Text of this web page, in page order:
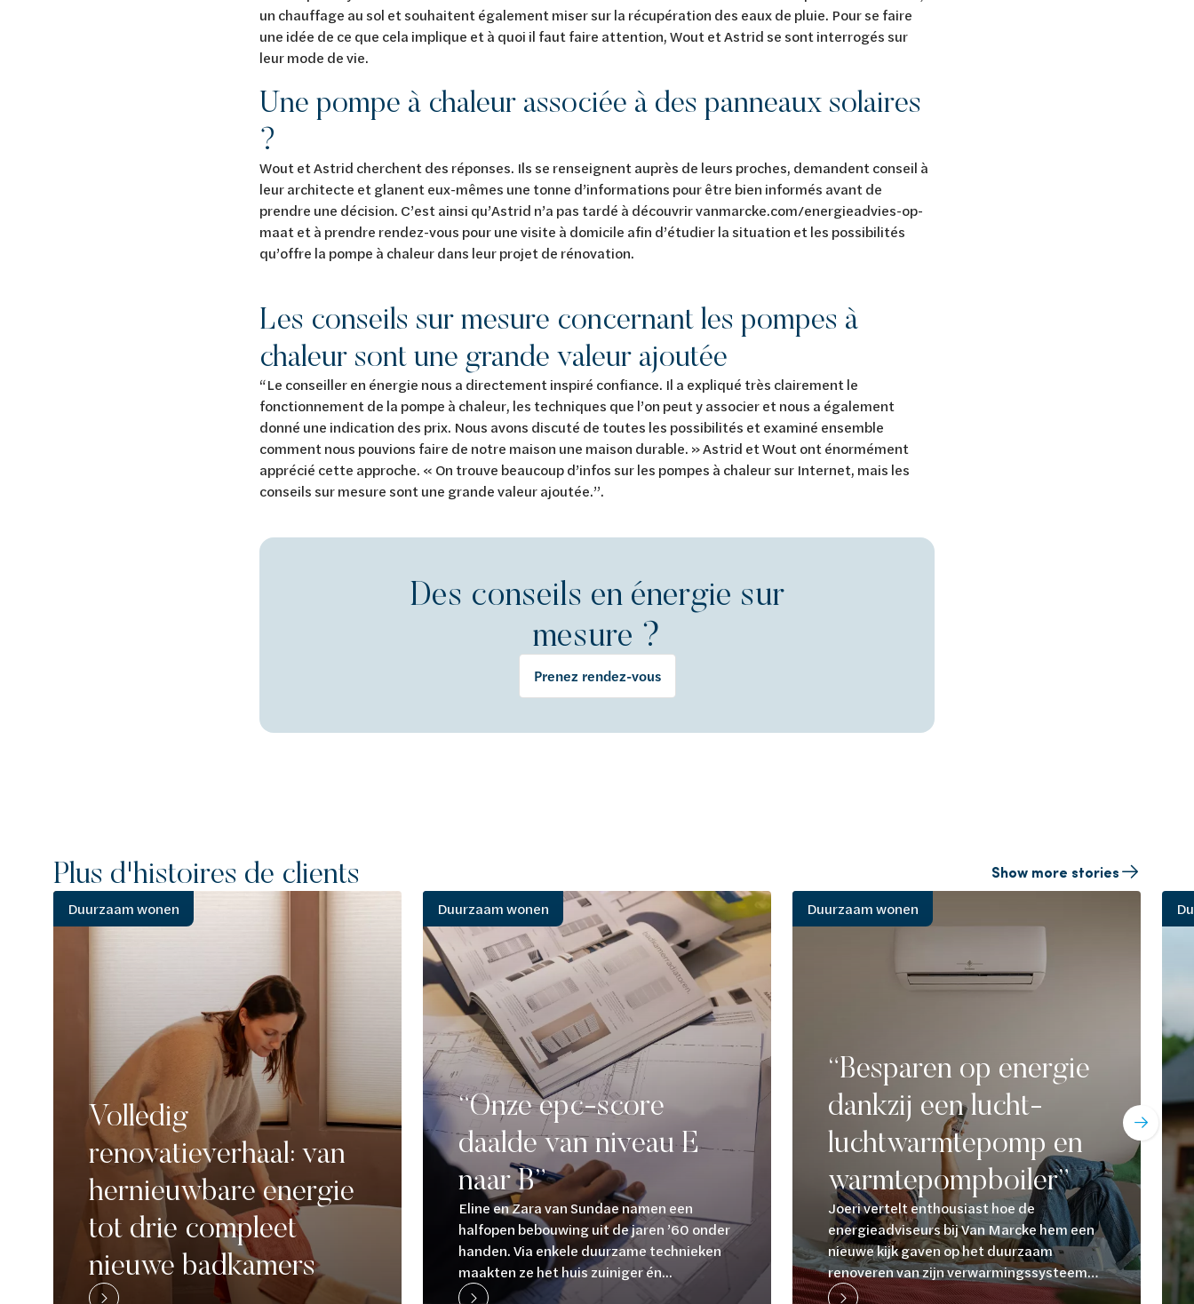
un chauffage au sol et souhaitent également miser sur la récupération des eaux de pluie. Pour se faire
une idée de ce que cela implique et à quoi il faut faire attention, Wout et Astrid se sont interrogés sur
leur mode de vie.
Une pompe à chaleur associée à des panneaux solaires
?
Wout et Astrid cherchent des réponses. Ils se renseignent auprès de leurs proches, demandent conseil à
leur architecte et glanent eux-mêmes une tonne d’informations pour être bien informés avant de
prendre une décision. C’est ainsi qu’Astrid n’a pas tardé à découvrir vanmarcke.com/energieadvies-op-
maat et à prendre rendez-vous pour une visite à domicile afin d’étudier la situation et les possibilités
qu’offre la pompe à chaleur dans leur projet de rénovation.
Les conseils sur mesure concernant les pompes à
chaleur sont une grande valeur ajoutée
“Le conseiller en énergie nous a directement inspiré confiance. Il a expliqué très clairement le
fonctionnement de la pompe à chaleur, les techniques que l’on peut y associer et nous a également
donné une indication des prix. Nous avons discuté de toutes les possibilités et examiné ensemble
comment nous pouvions faire de notre maison une maison durable. » Astrid et Wout ont énormément
apprécié cette approche. « On trouve beaucoup d’infos sur les pompes à chaleur sur Internet, mais les
conseils sur mesure sont une grande valeur ajoutée.”.
Des conseils en énergie sur
mesure ?
Prenez rendez-vous
Plus d'histoires de clients Show more stories
Duurzaam wonen
Volledig
renovatieverhaal: van
hernieuwbare energie
tot drie compleet
nieuwe badkamers
Duurzaam wonen
“Onze epc-score
daalde van niveau E
naar B”
Eline en Zara van Sundae namen een
halfopen bebouwing uit de jaren ’60 onder
handen. Via enkele duurzame technieken
maakten ze het huis zuiniger én...
Duurzaam wonen
“Besparen op energie
dankzij een lucht-
luchtwarmtepomp en
warmtepompboiler”
Joeri vertelt enthousiast hoe de
energieadviseurs bij Van Marcke hem een
nieuwe kijk gaven op het duurzaam
renoveren van zijn verwarmingssysteem
thuis...